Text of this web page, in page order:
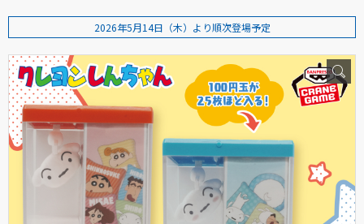
2026年5月14日（木）より順次登場予定